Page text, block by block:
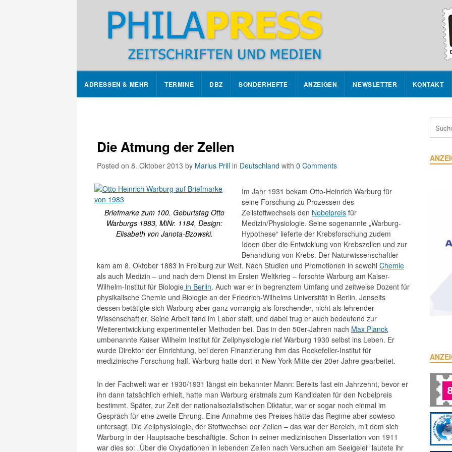
ADRESSEN & MEHR TERMINE DBZ SONDERHEFTE ANZEIGEN NEWSLETTER KONTAKT
Die Atmung der Zellen
Posted on 8. Oktober 2013 by Marius Prill in Deutschland with 0 Comments
Briefmarke zum 100. Geburtstag Otto
Warburgs 1983, MiNr. 1184, Design:
Elisabeth von Janota-Bzowski.
Im Jahr 1931 bekam Otto-Heinrich Warburg für
seine Forschung zu Prozessen des
Zellstoffwechsels den Nobelpreis für
Medizin/Physiologie. Seine sogenannte „Warburg-
Hypothese“ lieferte der Krebsforschung zudem
Ideen über die Entwicklung von Krebszellen und zur
Behandlung von Krebs. Der Naturwissenschaftler
kam am 8. Oktober 1883 in Freiburg zur Welt. Nach Studien und Promotionen in sowohl Chemie
als auch Medizin – und nach dem Dienst im Ersten Weltkrieg – forschte Warburg am Kaiser-
Wilhelm-Institut für Biologie in Berlin. Auch war er in begrenztem Umfang und zeitweise Dozent für
physikalische Chemie und Biologie an der Friedrich-Wilhelms Universität in Berlin. Jenseits
dessen betätigte sich Warburg aber ganz vorrangig als forschender, nicht als lehrender
Wissenschaftler. Seine Arbeit fand im Labor statt, und dabei trug er auch bedeutend zur
Weiterentwicklung experimenteller Methoden bei. Das in den 50er-Jahren nach Max Planck
umbenannte Kaiser Wilhelm Institut für Zellphysiologie rief Warburg 1930 selbst ins Leben. Er
wurde Direktor der Einrichtung, bei deren Finanzierung ihm das Rockefeller-Institut für
medizinische Forschung half. Warburg hatte dort in New York Mitte der 20er-Jahre gearbeitet.
In der Fachwelt war er 1930/1931 längst ein bekannter Mann: Bereits fast ein Jahrzehnt, bevor er
ihn dann tatsächlich erhielt, hatte man Warburg erstmals zum Kandidaten für den Nobelpreis
bestimmt. Später, zur Zeit der nationalsozialistischen Diktatur, war er sogar noch einmal im
Gespräch für eine zweite Ehrung. Eine Annahme des Preises hätte das Regime aber sowieso
untersagt. Die Zellphysiologie, der Stoffwechsel der Zellen – das war der Bereich, mit dem sich
Warburg in der Hauptsache beschäftigte. Schon in seiner medizinischen Dissertation von 1911
war dies so: „Über die Oxydationen in lebenden Zellen nach Versuchen am Seeigelei“ lautete ihr